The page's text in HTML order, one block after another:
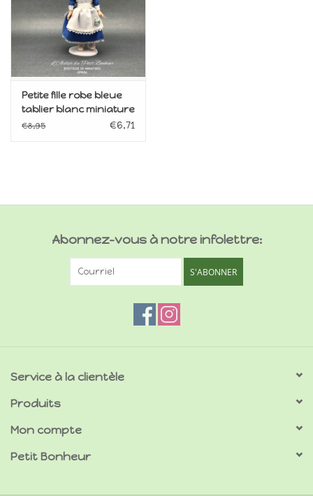
Petite fille robe bleue
tablier blanc miniature
1:12
€8,95 €6,71
Abonnez-vous à notre infolettre:
S'ABONNER
Service à la clientèle
Produits
Mon compte
Petit Bonheur